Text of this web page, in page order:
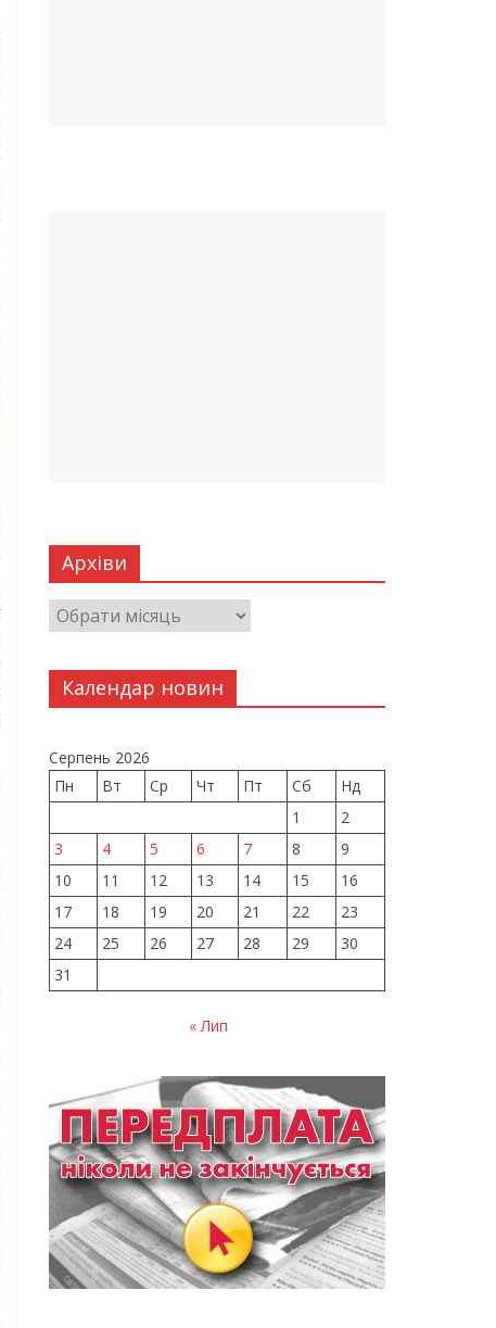
Архіви
Календар новин
Серпень 2026
Пн
Вт Ср Чт Пт Сб
Нд
1
2
3
4 5 6 7 8
9
10
11 12 13 14 15
16
17
18 19 20 21 22
23
24
25 26 27 28 29
30
31
« Лип